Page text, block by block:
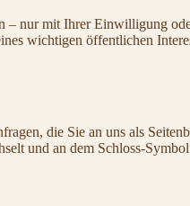
– nur mit Ihrer Einwilligung
wichtigen öffentlichen
die Sie an uns als
und an dem Schloss-